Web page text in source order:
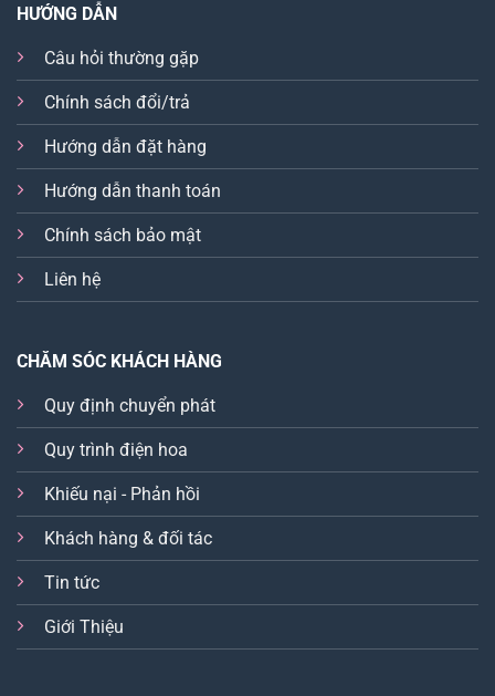
HƯỚNG DẪN
Câu hỏi thường gặp
Chính sách đổi/trả
Hướng dẫn đặt hàng
Hướng dẫn thanh toán
Chính sách bảo mật
Liên hệ
CHĂM SÓC KHÁCH HÀNG
Quy định chuyển phát
Quy trình điện hoa
Khiếu nại - Phản hồi
Khách hàng & đối tác
Tin tức
Giới Thiệu